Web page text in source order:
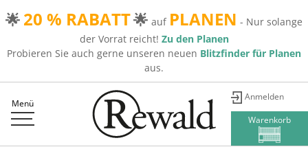
🌟 20 % RABATT🌟 auf PLANEN - Nur solange
der Vorrat reicht! Zu den Planen
Probieren Sie auch gerne unseren neuen Blitzfinder für Planen
aus.
Menü
Anmelden
Warenkorb